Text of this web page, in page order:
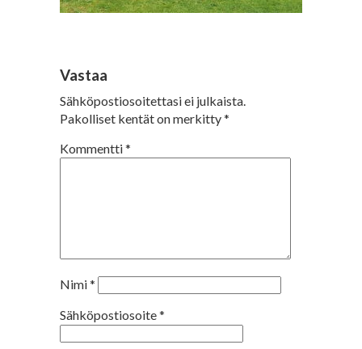
Vastaa
Sähköpostiosoitettasi ei julkaista.
Pakolliset kentät on merkitty*
Kommentti*
Nimi*
Sähköpostiosoite*